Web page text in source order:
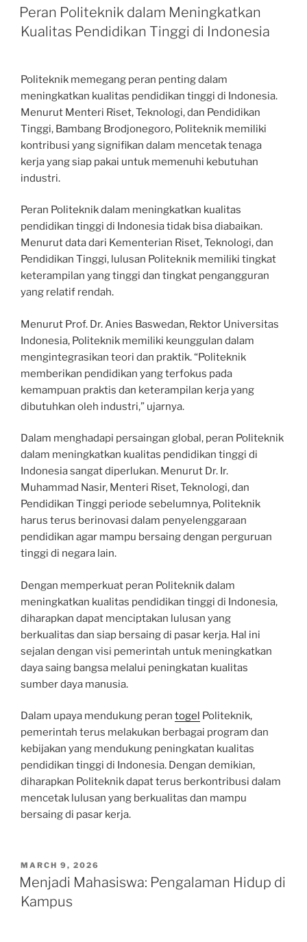
ON
Peran Politeknik dalam Meningkatkan
Kualitas Pendidikan Tinggi di Indonesia
Politeknik memegang peran penting dalam
meningkatkan kualitas pendidikan tinggi di Indonesia.
Menurut Menteri Riset, Teknologi, dan Pendidikan
Tinggi, Bambang Brodjonegoro, Politeknik memiliki
kontribusi yang signifikan dalam mencetak tenaga
kerja yang siap pakai untuk memenuhi kebutuhan
industri.
Peran Politeknik dalam meningkatkan kualitas
pendidikan tinggi di Indonesia tidak bisa diabaikan.
Menurut data dari Kementerian Riset, Teknologi, dan
Pendidikan Tinggi, lulusan Politeknik memiliki tingkat
keterampilan yang tinggi dan tingkat pengangguran
yang relatif rendah.
Menurut Prof. Dr. Anies Baswedan, Rektor Universitas
Indonesia, Politeknik memiliki keunggulan dalam
mengintegrasikan teori dan praktik. “Politeknik
memberikan pendidikan yang terfokus pada
kemampuan praktis dan keterampilan kerja yang
dibutuhkan oleh industri,” ujarnya.
Dalam menghadapi persaingan global, peran Politeknik
dalam meningkatkan kualitas pendidikan tinggi di
Indonesia sangat diperlukan. Menurut Dr. Ir.
Muhammad Nasir, Menteri Riset, Teknologi, dan
Pendidikan Tinggi periode sebelumnya, Politeknik
harus terus berinovasi dalam penyelenggaraan
pendidikan agar mampu bersaing dengan perguruan
tinggi di negara lain.
Dengan memperkuat peran Politeknik dalam
meningkatkan kualitas pendidikan tinggi di Indonesia,
diharapkan dapat menciptakan lulusan yang
berkualitas dan siap bersaing di pasar kerja. Hal ini
sejalan dengan visi pemerintah untuk meningkatkan
daya saing bangsa melalui peningkatan kualitas
sumber daya manusia.
Dalam upaya mendukung peran togel Politeknik,
pemerintah terus melakukan berbagai program dan
kebijakan yang mendukung peningkatan kualitas
pendidikan tinggi di Indonesia. Dengan demikian,
diharapkan Politeknik dapat terus berkontribusi dalam
mencetak lulusan yang berkualitas dan mampu
bersaing di pasar kerja.
POSTED
ON
MARCH 9, 2026
Menjadi Mahasiswa: Pengalaman Hidup di
Kampus